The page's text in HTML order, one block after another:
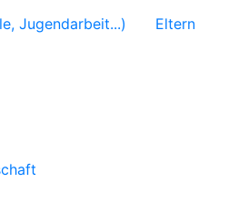
Jugendarbeit...)
Eltern